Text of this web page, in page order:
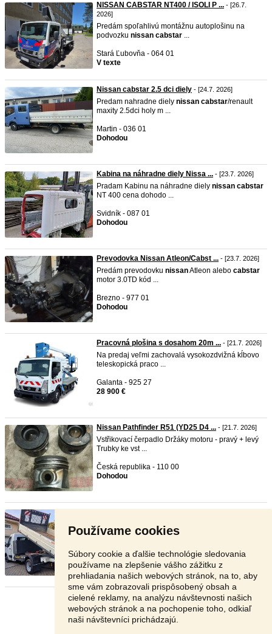
Používame cookies
Súbory cookie a ďalšie technológie sledovania
používame na zlepšenie vášho zážitku z
prehliadania našich webových stránok, na to, aby
sme vám zobrazovali prispôsobený obsah a
cielené reklamy, na analýzu návštevnosti našich
webových stránok a na pochopenie toho, odkiaľ
naši návštevníci prichádzajú.
NISSAN CABSTAR NT400 / ISOLI P ... - [26.7.
2026]
Predám spoľahlivú montážnu autoplošinu na
podvozku nissan cabstar ...
Stará Ľubovňa - 064 01
V texte
Nissan cabstar 2.5 dci diely - [24.7. 2026]
Predam nahradne diely nissan cabstar/renault
maxity 2.5dci holy m ...
Martin - 036 01
Dohodou
Kabina na náhradne diely Nissa ... - [23.7. 2026]
Pradam Kabinu na náhradne diely nissan cabstar
NT 400 cena dohodo ...
Svidník - 087 01
Dohodou
Prevodovka Nissan Atleon/Cabst ... - [23.7. 2026]
Predám prevodovku nissanAtleon alebo cabstar
motor 3.0TD kód ...
Brezno - 977 01
Dohodou
Pracovná plošina s dosahom 20m ... - [21.7. 2026]
Na predaj veľmi zachovalá vysokozdvižná kĺbovo
teleskopická praco ...
Galanta - 925 27
28 900 €
Nissan Pathfinder R51 (YD25 D4 ... - [21.7. 2026]
Vstřikovací čerpadlo Držáky motoru - pravý + levý
Trubky ke vst ...
Česká republika - 110 00
Dohodou
Predám Opel Movano 2,3d 107kW M6, 4/2013,
naj.177100km, Vyklapa ...
Nitra - 949 11
Stránka: 1 2 3 Ďalšia